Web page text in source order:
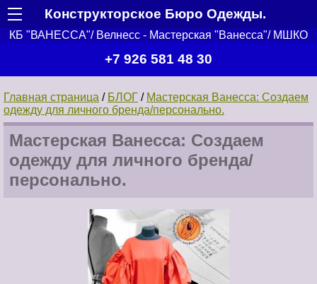
Конструкторское Бюро Одежды.
КБ "ВАНЕССА"/ Велнесс - Мастерская "Ванесса"/ МШКО
+7 926 581 48 30
Главная страница / БЛОГ / Мастерская Ванесса: Создаем
одежду для личного бренда/персонально.
Мастерская Ванесса: Создаем
одежду для личного бренда/
персонально.